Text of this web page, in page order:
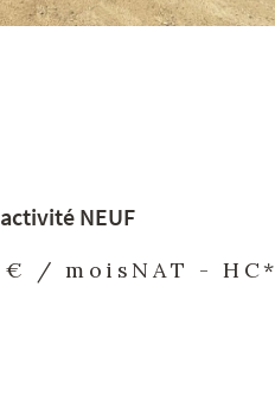
NEUF
€ / mois NAT - HC*